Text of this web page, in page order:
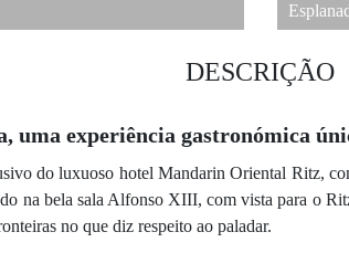
DESCRIÇÃO
uma experiência gastronómica
do luxuoso hotel Mandarin Oriental Ritz,
na bela sala Alfonso XIII, com vista para o
no que diz respeito ao paladar.